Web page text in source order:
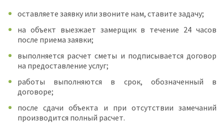
оставляете заявку или звоните нам, ставите задачу;
на объект выезжает замерщик в течение 24 часов
после приема заявки;
выполняется расчет сметы и подписывается договор
на предоставление услуг;
работы выполняются в срок, обозначенный в
договоре;
после сдачи объекта и при отсутствии замечаний
производится полный расчет.